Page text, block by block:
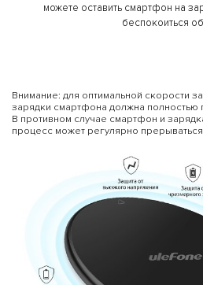
можете оставить смартфон на
беспокоиться
Внимание: для оптимальной скорости
зарядки смартфона должна
В противном случае смартфон и
процесс может регулярно